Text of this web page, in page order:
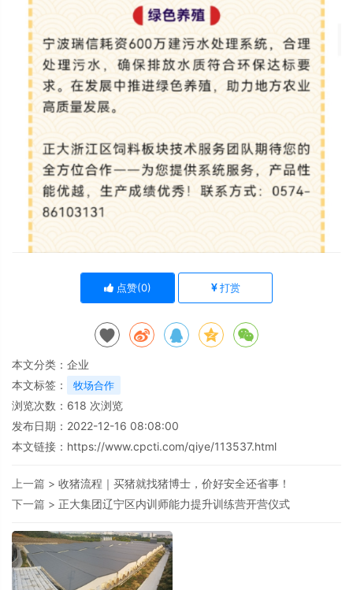
点赞(0) 打赏
本文分类： 企业
本文标签：
牧场合作
浏览次数： 618 次浏览
发布日期：2022-12-16 08:08:00
本文链接： https://www.cpcti.com/qiye/113537.html
上一篇 > 收猪流程｜买猪就找猪博士，价好安全还省事！
下一篇 > 正大集团辽宁区内训师能力提升训练营开营仪式